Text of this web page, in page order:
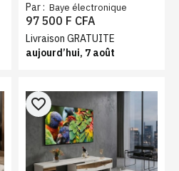
Par : Baye électronique
97 500 F CFA
Livraison GRATUITE
aujourd’hui, 7 août
favorite_border